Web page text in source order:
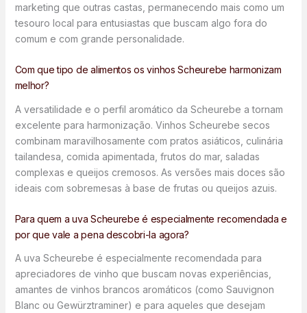
marketing que outras castas, permanecendo mais como um
tesouro local para entusiastas que buscam algo fora do
comum e com grande personalidade.
Com que tipo de alimentos os vinhos Scheurebe harmonizam
melhor?
A versatilidade e o perfil aromático da Scheurebe a tornam
excelente para harmonização. Vinhos Scheurebe secos
combinam maravilhosamente com pratos asiáticos, culinária
tailandesa, comida apimentada, frutos do mar, saladas
complexas e queijos cremosos. As versões mais doces são
ideais com sobremesas à base de frutas ou queijos azuis.
Para quem a uva Scheurebe é especialmente recomendada e
por que vale a pena descobri-la agora?
A uva Scheurebe é especialmente recomendada para
apreciadores de vinho que buscam novas experiências,
amantes de vinhos brancos aromáticos (como Sauvignon
Blanc ou Gewürztraminer) e para aqueles que desejam